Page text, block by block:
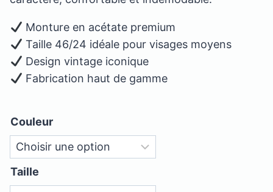
Monture en acétate premium
Taille 46/24 idéale pour visages moyens
Design vintage iconique
Fabrication haut de gamme
Couleur
Taille